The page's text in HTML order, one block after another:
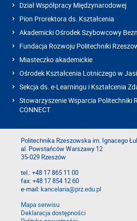
Dział Współpracy Międzynarodowej
Pion Prorektora ds. Kształcenia
Akademicki Ośrodek Szybowcowy
Fundacja Rozwoju Politechniki
Miasteczko akademickie
Ośrodek Kształcenia Lotniczego w
Sekcja ds. e-Learningu i Kształcenia
Stowarzyszenie Wsparcia Politechniki
CONNECT
Politechnika Rzeszowska im. Ignacego
al. Powstańców Warszawy 12
35-029 Rzeszów
tel.: +48 17 865 11 00
fax: +48 17 854 12 60
e-mail:kancelaria@prz.edu.pl
Mapa serwisu
Deklaracja dostępności